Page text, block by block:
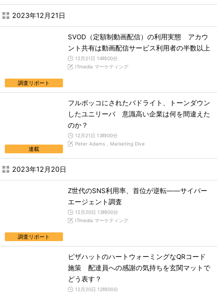
2023年12月21日
調査リポート
SVOD（定額制動画配信）の利用実態 アカウ
ント共有は動画配信サービス利用者の半数以上
12月21日 14時00分
ITmedia マーケティング
連載
フルボッコにされたバドライト、トーンダウン
したユニリーバ 意識高い企業は何を間違えた
のか？
12月21日 13時00分
Peter Adams，Marketing Dive
2023年12月20日
調査リポート
Z世代のSNS利用率、首位が逆転――サイバー
エージェント調査
12月20日 13時00分
ITmedia マーケティング
ピザハットのハートウォーミングなQRコード
施策 配達員への感謝の気持ちを玄関マットで
どう表す？
12月20日 12時00分